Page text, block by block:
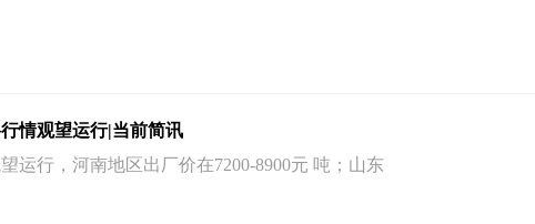
情观望运行|当前简讯
运行，河南地区出厂价在7200-8900元 吨；山东